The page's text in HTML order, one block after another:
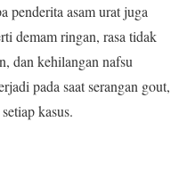
penderita asam urat juga
demam ringan, rasa tidak
dan kehilangan nafsu
pada saat serangan gout,
kasus.